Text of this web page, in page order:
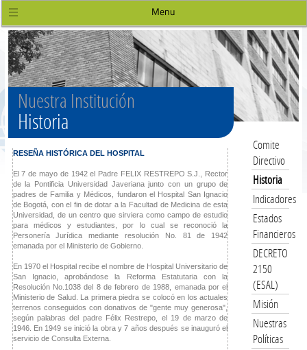
Menu
Nuestra Institución
Historia
RESEÑA HISTÓRICA DEL HOSPITAL
El 7 de mayo de 1942 el Padre FELIX RESTREPO S.J., Rector
de la Pontificia Universidad Javeriana junto con un grupo de
padres de Familia y Médicos, fundaron el Hospital San Ignacio
de Bogotá, con el fin de dotar a la Facultad de Medicina de esta
Universidad, de un centro que sirviera como campo de estudio
para médicos y estudiantes, por lo cual se reconoció la
Personería Jurídica mediante resolución No. 81 de 1942
emanada por el Ministerio de Gobierno.
En 1970 el Hospital recibe el nombre de Hospital Universitario de
San Ignacio, aprobándose la Reforma Estatutaria con la
Resolución No.1038 del 8 de febrero de 1988, emanada por el
Ministerio de Salud. La primera piedra se colocó en los actuales
terrenos conseguidos con donativos de "gente muy generosa",
según palabras del padre Félix Restrepo, el 19 de marzo de
1946. En 1949 se inició la obra y 7 años después se inauguró el
servicio de Consulta Externa.
Comite
Directivo
Historia
Indicadores
Estados
Financieros
DECRETO
2150
(ESAL)
Misión
Nuestras
Políticas